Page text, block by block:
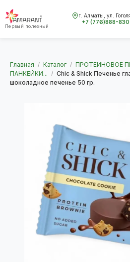
Первый полезный
г. Алматы, ул.
+7 (776)888-
Главная / Каталог / ПРОТЕИНОВОЕ
ПАНКЕЙКИ... / Chic & Shick Печенье
шоколадное печенье 50 гр.